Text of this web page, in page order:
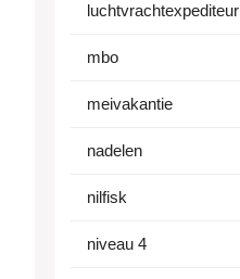
luchtvrachtexpediteur
mbo
meivakantie
nadelen
nilfisk
niveau 4